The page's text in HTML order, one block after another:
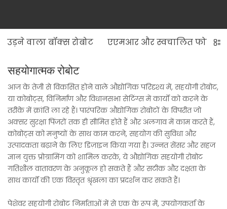
उड़ने वाला बॉक्स रोबोट एएमआर और स्वचालित
सहयोगात्मक रोबोट
आज के तेजी से विकसित होने वाले औद्योगिक परिदृश्य में, सहयोगी रोबोट,
या कोबोट्स, विनिर्माण और विधानसभा सेटिंग्स में कार्यों को करने के
तरीके में क्रांति ला रहे हैं। पारंपरिक औद्योगिक रोबोटों के विपरीत जो
अक्सर सुरक्षा पिंजरों तक ही सीमित होते हैं और अलगाव में काम करते हैं,
कोबोट्स को मनुष्यों के साथ काम करने, सहयोग की सुविधा और
उत्पादकता बढ़ाने के लिए डिज़ाइन किया गया है। उन्नत सेंसर और सहज
ज्ञान युक्त प्रोग्रामिंग को शामिल करके, ये औद्योगिक सहयोगी रोबोट
गतिशील वातावरण के अनुकूल हो सकते हैं और सटीक और दक्षता के
साथ कार्यों की एक विस्तृत श्रृंखला का प्रदर्शन कर सकते हैं।
पेशेवर सहयोगी रोबोट निर्माताओं में से एक के रूप में, उपयोगकर्ता के